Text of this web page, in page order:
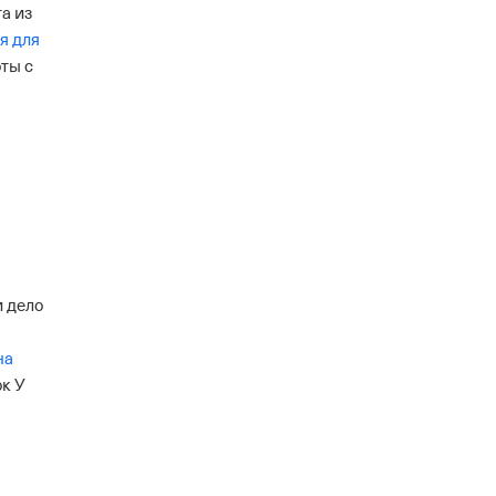
из
для
с
дело
У